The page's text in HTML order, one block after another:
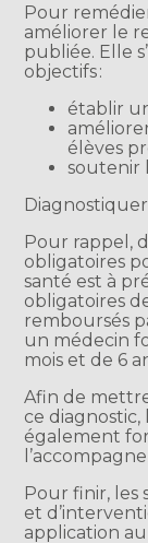
Pour
améliorer le
publiée. Elle
objectifs :
établir
élèves
soutenir
Pour rappel,
obligatoires
santé est à
obligatoires
remboursés
un médecin
mois et de 6
Afin de
ce diagnostic,
également
Pour finir, les
et
application